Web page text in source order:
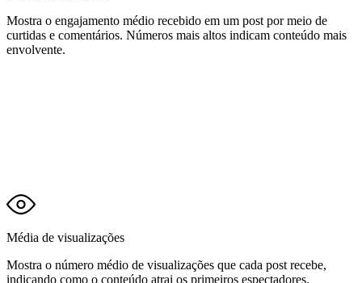
Mostra o engajamento médio recebido em um post por meio de
curtidas e comentários. Números mais altos indicam conteúdo mais
envolvente.
Média de visualizações
Mostra o número médio de visualizações que cada post recebe,
indicando como o conteúdo atrai os primeiros espectadores.